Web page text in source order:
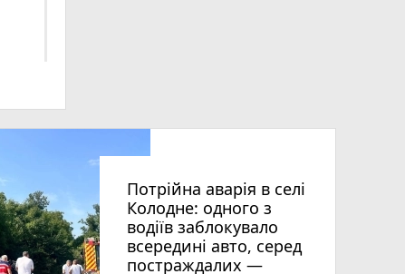
Потрійна аварія в селі
Колодне: одного з
водіїв заблокувало
всередині авто, серед
постраждалих —